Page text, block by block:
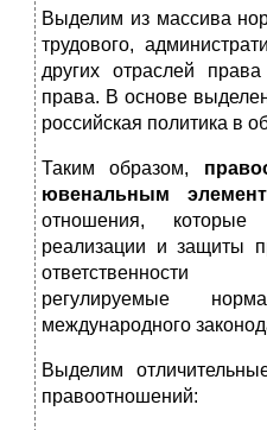
Выделим из массива
трудового,
других отраслей
права. В основе
российская политика в
Таким образом,
ювенальным
отношения,
реализации и защиты
ответственности
регулируемые
международного
Выделим
правоотношений: